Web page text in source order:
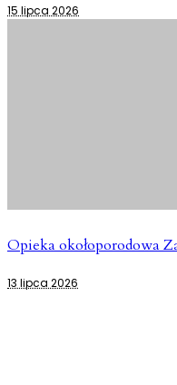
15 lipca 2026
Opieka okołoporodowa
13 lipca 2026